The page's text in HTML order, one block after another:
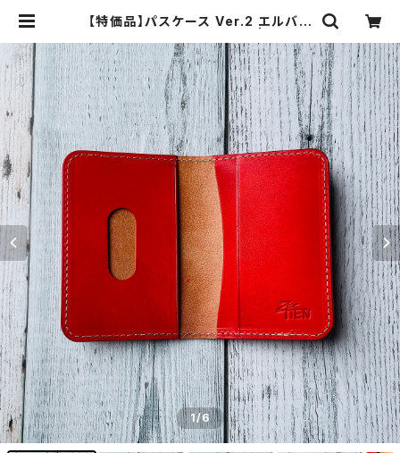
【特価品】パスケース Ver.2 エルバマ
EN【レザークラフト】
1/6